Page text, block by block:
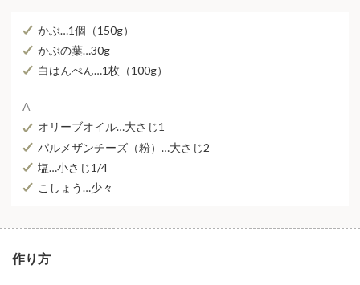
かぶ…1個（150g）
かぶの葉…30g
白はんぺん…1枚（100g）
A
オリーブオイル…大さじ1
パルメザンチーズ（粉）…大さじ2
塩…小さじ1/4
こしょう…少々
作り方